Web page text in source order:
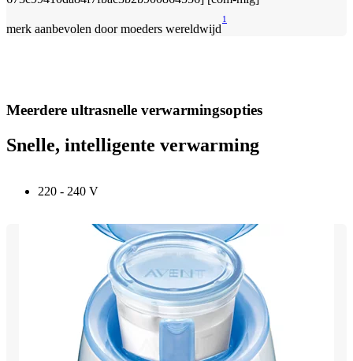
merk aanbevolen door moeders wereldwijd
1
Meerdere ultrasnelle verwarmingsopties
Snelle, intelligente verwarming
220 - 240 V